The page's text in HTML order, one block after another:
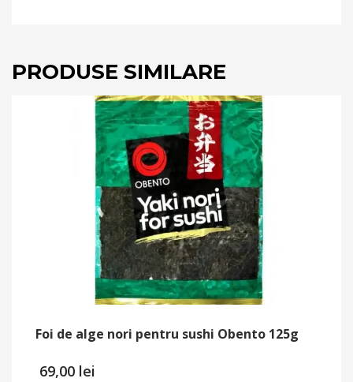
PRODUSE SIMILARE
Foi de alge nori pentru sushi Obento 125g
69,00 lei